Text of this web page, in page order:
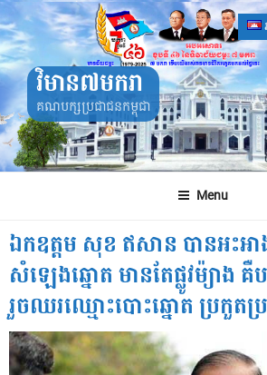
Skip
to
content
វិមាន៧មករា
គណបក្សប្រជាជនកម្ពុជា
Menu
ឯកឧត្តម សុខ ឥសាន បានអះអា
សំឡេងឆ្នោត មានតែផ្លូវម៉្យាង
រួចឈរឈ្មោះបោះឆ្នោត ប្រកួតប្